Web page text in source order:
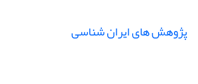
پژوهش های ایران شناسی